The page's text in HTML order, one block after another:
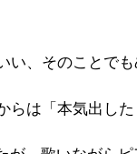
、そのことでも
は「本気出し